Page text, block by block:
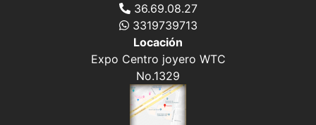
36.69.08.27
3319739713
Locación
Expo Centro joyero WTC
No.1329